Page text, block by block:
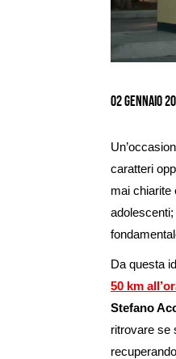
02 Gennaio
caratteri
mai chiarite
Da questa
50 km
Stefano
ritrovare se